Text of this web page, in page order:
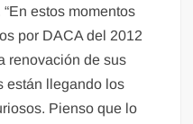
estos momentos
por DACA del 2012
renovación de sus
están llegando los
Pienso que lo